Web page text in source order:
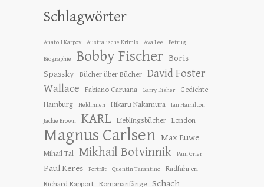
Schlagwörter
Anatoli Karpov Australische Krimis Ava Lee Betrug
Biographie Bobby Fischer Boris
Spassky Bücher über Bücher David Foster
Wallace
Fabiano Caruana Garry Disher
Gedichte
Hamburg
Heldinnen Hikaru Nakamura Ian Hamilton
Jackie Brown KARL Lieblingsbücher London
Magnus Carlsen Max Euwe
Mihail Tal Mikhail Botvinnik Pam Grier
Paul Keres Porträt Quentin Tarantino
Radfahren
Richard Rapport Romananfänge Schach